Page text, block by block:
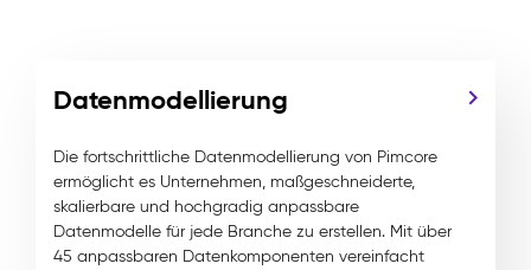
Datenmodellierung
Die fortschrittliche Datenmodellierung von Pimcore
ermöglicht es Unternehmen, maßgeschneiderte,
skalierbare und hochgradig anpassbare
Datenmodelle für jede Branche zu erstellen. Mit über
45 anpassbaren Datenkomponenten vereinfacht